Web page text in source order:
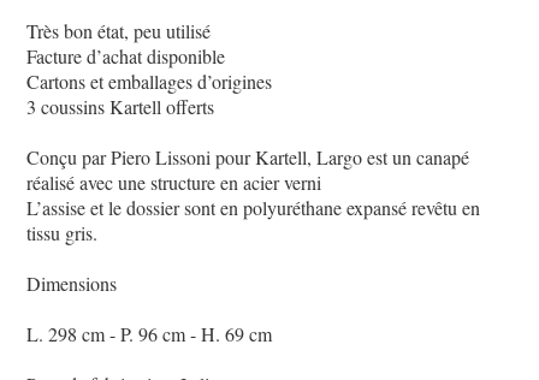
Très bon état, peu utilisé
Facture d’achat disponible
Cartons et emballages d’origines
3 coussins Kartell offerts
Conçu par Piero Lissoni pour Kartell, Largo est un canapé
réalisé avec une structure en acier verni
L’assise et le dossier sont en polyuréthane expansé revêtu en
tissu gris.
Dimensions
L. 298 cm - P. 96 cm - H. 69 cm